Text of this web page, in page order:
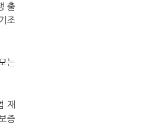
출
조
는
재
증